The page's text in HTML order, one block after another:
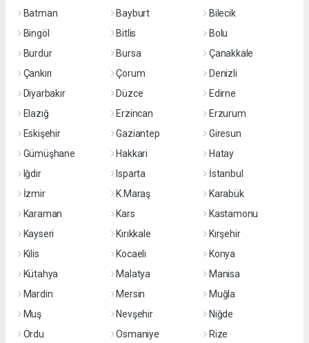
Batman
Bayburt
Bilecik
Bingöl
Bitlis
Bolu
Burdur
Bursa
Çanakkale
Çankırı
Çorum
Denizli
Diyarbakır
Düzce
Edirne
Elazığ
Erzincan
Erzurum
Eskişehir
Gaziantep
Giresun
Gümüşhane
Hakkari
Hatay
Iğdır
Isparta
İstanbul
İzmir
K.Maraş
Karabük
Karaman
Kars
Kastamonu
Kayseri
Kırıkkale
Kırşehir
Kilis
Kocaeli
Konya
Kütahya
Malatya
Manisa
Mardin
Mersin
Muğla
Muş
Nevşehir
Niğde
Ordu
Osmaniye Rize